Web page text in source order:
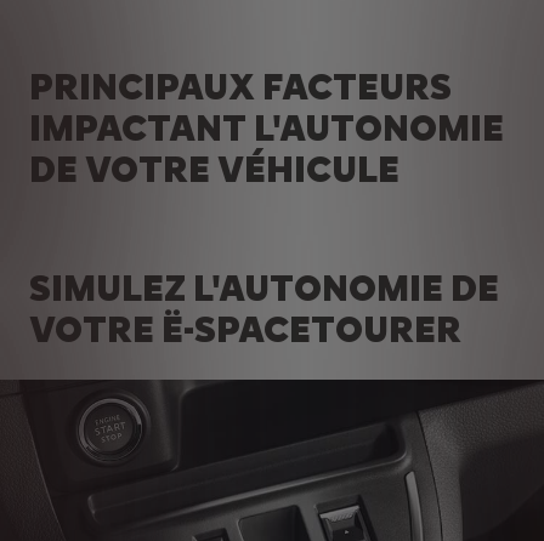
PRINCIPAUX FACTEURS
IMPACTANT L'AUTONOMIE
DE VOTRE VÉHICULE
SIMULEZ L'AUTONOMIE DE
VOTRE Ë-SPACETOURER